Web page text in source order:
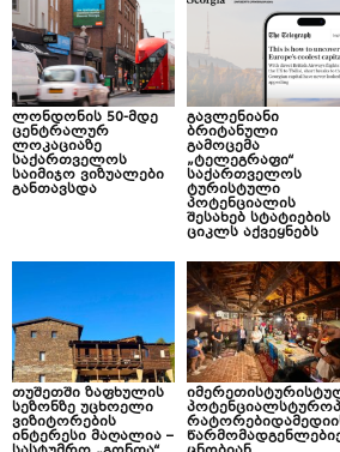
ლონდონის 50-მდე
ცენტრალურ
ლოკაციაზე
საქართველოს
საიმიჯო ვიზუალები
განთავსდა
გავლენიანი
ბრიტანული
გამოცემა
„ტელეგრაფი“
საქართველოს
ტურისტული
პოტენციალის
შესახებ სტატიების
ციკლს აქვეყნებს
თუშეთში ზაფხულის
სეზონზე უცხოელი
ვიზიტორების
ინტერესი მაღალია –